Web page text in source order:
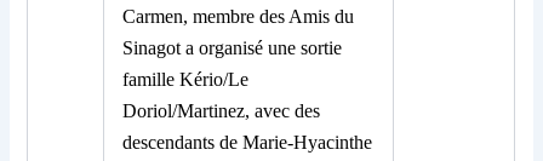
Carmen, membre des Amis du
Sinagot a organisé une sortie
famille Kério/Le
Doriol/Martinez, avec des
descendants de Marie-Hyacinthe